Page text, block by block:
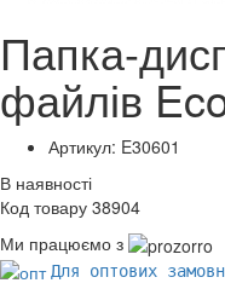
Папка-
файлів
Артикул: E30601
В наявності
Код товару 38904
Ми працюємо з
Для оптових